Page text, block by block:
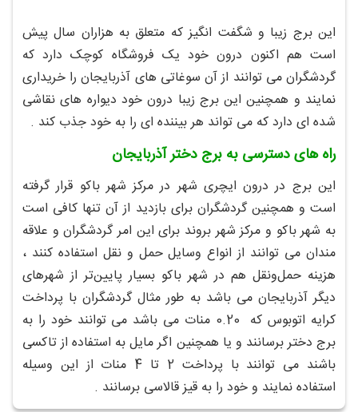
این برج زیبا و شگفت انگیز که متعلق به هزاران سال پیش
است هم اکنون درون خود یک فروشگاه کوچک دارد که
گردشگران می توانند از آن سوغاتی های آذربایجان را خریداری
نمایند و همچنین این برج زیبا درون خود دیواره های نقاشی
شده ای دارد که می تواند هر بیننده ای را به خود جذب کند .
راه های دسترسی به برج دختر آذربایجان
این برج در درون ایچری شهر در مرکز شهر باکو قرار گرفته
است و همچنین گردشگران برای بازدید از آن تنها کافی است
به شهر باکو و مرکز شهر بروند برای این امر گردشگران و علاقه
مندان می توانند از انواع وسایل حمل و نقل استفاده کنند ،
هزینه حمل‌ونقل هم در شهر باکو بسیار پایین‌تر از شهرهای
دیگر آذربایجان می باشد به‌ طور مثال گردشگران با پرداخت
کرایه اتوبوس که 0.20 منات می باشد می توانند خود را به
برج دختر برسانند و یا همچنین اگر مایل به استفاده از تاکسی
باشند می توانند با پرداخت 2 تا 4 منات از این وسیله
استفاده نمایند و خود را به قیز قالاسی برسانند .